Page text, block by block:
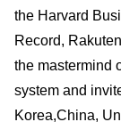
the Harvard
Record,
the mastermind
system and
Korea,China,